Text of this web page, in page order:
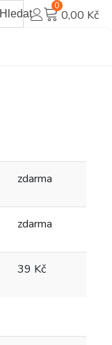
Hledat
0
0,00 Kč
zdarma
zdarma
39 Kč